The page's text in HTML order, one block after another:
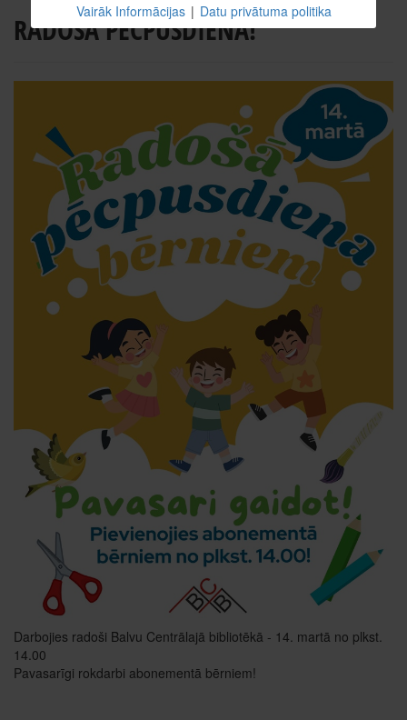
RADOŠĀ PĒCPUSDIENA!
Darbojies radoši Balvu Centrālajā bibliotēkā - 14. martā no plkst.
14.00
Pavasarīgi rokdarbi abonementā bērniem!
Vairāk Informācijas | Datu privātuma politika